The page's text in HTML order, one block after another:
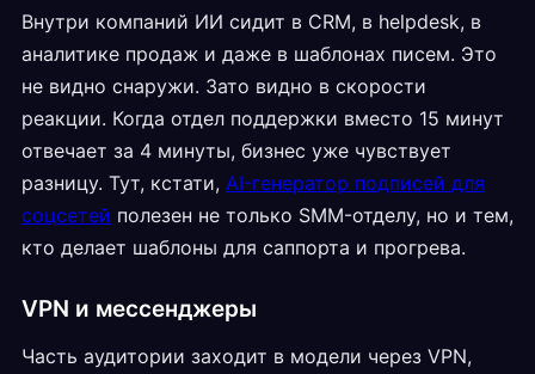
Внутри компаний ИИ сидит в CRM, в helpdesk, в
аналитике продаж и даже в шаблонах писем. Это
не видно снаружи. Зато видно в скорости
реакции. Когда отдел поддержки вместо 15 минут
отвечает за 4 минуты, бизнес уже чувствует
разницу. Тут, кстати, AI-генератор подписей для
соцсетей полезен не только SMM-отделу, но и тем,
кто делает шаблоны для саппорта и прогрева.
VPN и мессенджеры
Часть аудитории заходит в модели через VPN,